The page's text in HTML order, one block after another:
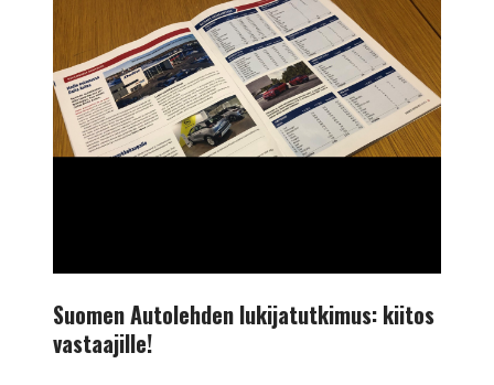
Autolehden
lukijatutkimus:
kiitos
vastaajille!
Suomen Autolehden lukijatutkimus: kiitos
vastaajille!